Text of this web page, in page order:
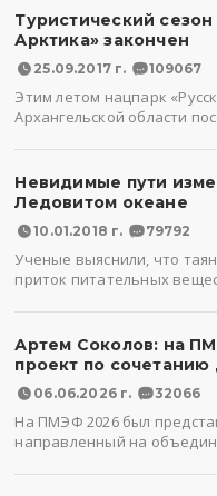
Туристический
Арктика» закончен
25.09.2017 г. 109067
Этим летом нацпарк
Архангельской области
Невидимые пути
Ледовитом океане
10.01.2018 г. 79792
Ученые выяснили, что
приток питательных
Артем Соколов: на
проект по сочетанию
06.06.2026 г. 32066
На ПМЭФ 2026 был
направленный на